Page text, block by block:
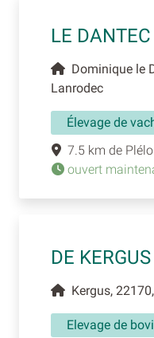
LE
Dominique le
Lanrodec
Élevage de
7.5 km de Plélo
ouvert
DE KERGUS
Kergus,
Elevage de